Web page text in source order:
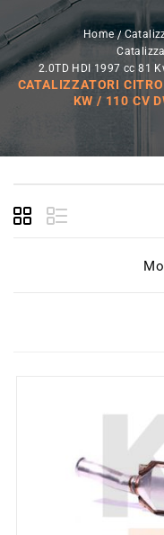
Home
2.0TD HDI 1997 cc 81
CATALIZZATORI
KW / 110 CV